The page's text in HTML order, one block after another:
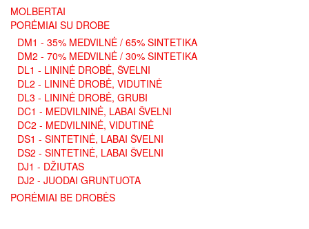
MOLBERTAI
PORĖMIAI SU DROBE
DM1 - 35% MEDVILNĖ / 65% SINTETIKA
DM2 - 70% MEDVILNĖ / 30% SINTETIKA
DL1 - LININĖ DROBĖ, ŠVELNI
DL2 - LININĖ DROBĖ, VIDUTINĖ
DL3 - LININĖ DROBĖ, GRUBI
DC1 - MEDVILNINĖ, LABAI ŠVELNI
DC2 - MEDVILNINĖ, VIDUTINĖ
DS1 - SINTETINĖ, LABAI ŠVELNI
DS2 - SINTETINĖ, LABAI ŠVELNI
DJ1 - DŽIUTAS
DJ2 - JUODAI GRUNTUOTA
PORĖMIAI BE DROBĖS